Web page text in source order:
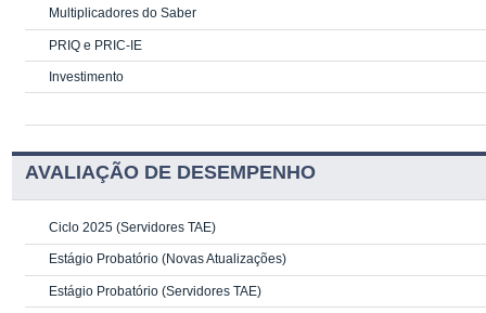
Multiplicadores do Saber
PRIQ e PRIC-IE
Investimento
AVALIAÇÃO DE DESEMPENHO
Ciclo 2025 (Servidores TAE)
Estágio Probatório (Novas Atualizações)
Estágio Probatório (Servidores TAE)